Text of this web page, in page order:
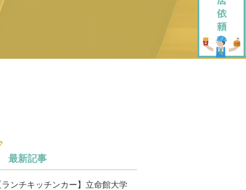
みフォーム
ーをはじめたい方へ
ー製作・販売
企画・運営させていただきます
最新記事
ランチキッチンカー】立命館大学